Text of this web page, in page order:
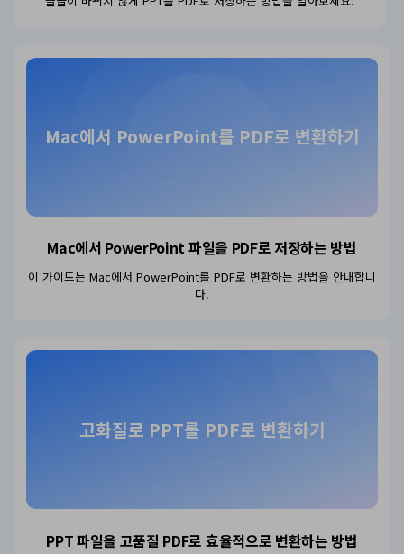
Mac에서 PowerPoint를 PDF로 변환하기
Mac에서 PowerPoint 파일을 PDF로 저장하는 방법
이 가이드는 Mac에서 PowerPoint를 PDF로 변환하는 방법을 안내합니
다.
고화질로 PPT를 PDF로 변환하기
PPT 파일을 고품질 PDF로 효율적으로 변환하는 방법